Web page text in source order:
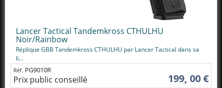
Lancer Tactical Tandemkross CTHULHU
Noir/Rainbow
Réplique GBB Tandemkross CTHULHU par Lancer Tactical dans sa
li...
Réf. PG9010R
Prix public conseillé 199, 00 €